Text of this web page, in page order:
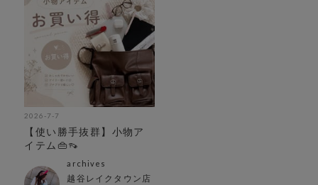
2026-7-7
【使い勝手抜群】小物ア
イテム👜👡
archives
越谷レイクタウン店